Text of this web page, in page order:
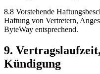
8.8 Vorstehende
Haftung von Vertretern,
ByteWay entsprechend.
9.
Kündigung